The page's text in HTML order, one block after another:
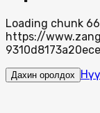
Loading chunk
https://
Дахин оролдох